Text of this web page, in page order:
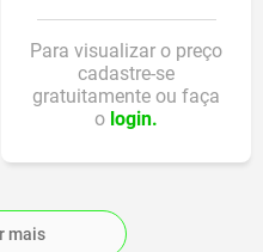
Para visualizar o preço
cadastre-se
gratuitamente ou faça
o login.
mais